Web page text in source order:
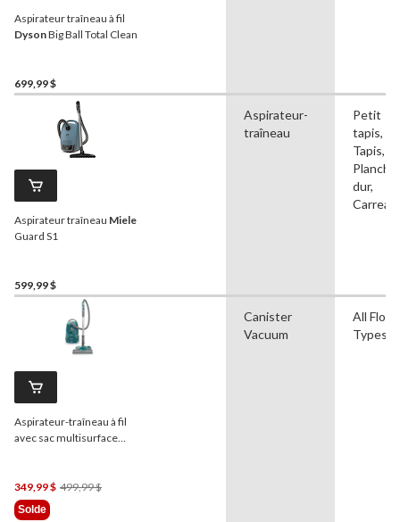
Aspirateur traîneau à fil
DysonBig Ball Total Clean
699,99 $
Aspirateur traîneau Miele
Guard S1
599,99 $
Aspirateur-
traîneau
Petit
tapis,
Tapis,
dur,
Carreau
Aspirateur-traîneau à fil
avec sac multisurface
po, 12 A
349,99 $ 499,99 $Prix
Solde
Canister
Vacuum
All Floor
Types